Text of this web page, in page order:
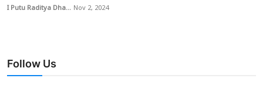
I Putu Raditya Dha... Nov 2, 2024
Follow Us